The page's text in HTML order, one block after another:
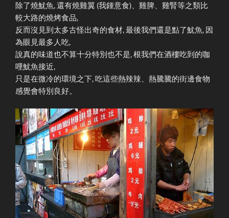
除了燒魷魚, 還有燒雞翼 (我鍾意食)、雞脾、雞腎等之類比
較大路的燒烤食品,
反而沒見到太多古怪出奇的食材, 最後我們還是點了魷魚, 因
為眼見最多人吃,
說真的味道也不算十分特別也不是, 根我們在酒樓吃到的咖
哩魷魚接近,
只是在微冷的環境之下, 吃這些熱辣辣、熱騰騰的街邊食物
感覺會特別良好。